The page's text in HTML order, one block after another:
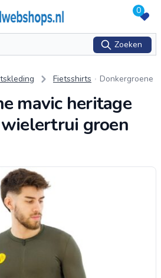
0
Zoeken
Fietsshirts
Donkergroene
korte mouw wi
elertrui groen
man
mavic heritage
groen